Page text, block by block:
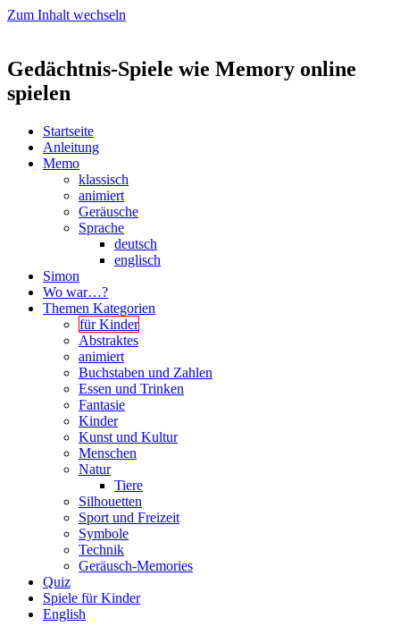
Zum Inhalt wechseln
Gedächtnis-Spiele wie Memory online
spielen
Startseite
Anleitung
Memo
klassisch
animiert
Geräusche
Sprache
deutsch
englisch
Simon
Wo war…?
Themen Kategorien
für Kinder
Abstraktes
animiert
Buchstaben und Zahlen
Essen und Trinken
Fantasie
Kinder
Kunst und Kultur
Menschen
Natur
Tiere
Silhouetten
Sport und Freizeit
Symbole
Technik
Geräusch-Memories
Quiz
Spiele für Kinder
English